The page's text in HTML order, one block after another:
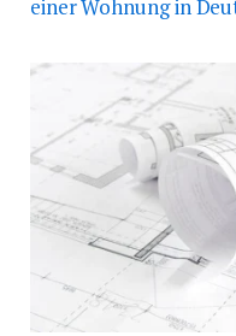
einer Wohnung in